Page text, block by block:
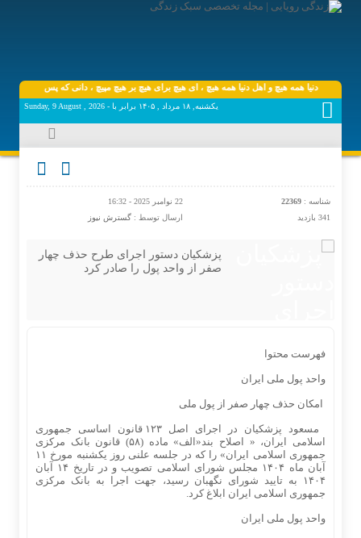
دنیا همه هیچ و اهل دنیا همه هیچ ، ‌ای هیچ برای هیچ بر هیچ مپیچ ، دانی که پس از عمر چه
یکشنبه, ۱۸ مرداد , ۱۴۰۵ برابر با - Sunday, 9 August , 2026
شناسه : 22369
22 نوامبر 2025 - 16:32
341 بازدید
ارسال توسط :گسترش نیوز
پزشکیان دستور اجرای طرح حذف چهار
صفر از واحد پول را صادر کرد
فهرست محتوا
واحد پول ملی ایران
امکان حذف چهار صفر از پول ملی
مسعود پزشکیان در اجرای اصل ۱۲۳ قانون اساسی جمهوری
اسلامی ایران، « اصلاح بند«الف» ماده (۵۸) قانون بانک مرکزی
جمهوری اسلامی ایران» را که در جلسه علنی روز یکشنبه مورخ ۱۱
آبان ماه ۱۴۰۴ مجلس شورای اسلامی تصویب و در تاریخ ۱۴ آبان
۱۴۰۴ به تایید شورای نگهبان رسید، جهت اجرا به بانک مرکزی
جمهوری اسلامی ایران ابلاغ کرد.
واحد پول ملی ایران